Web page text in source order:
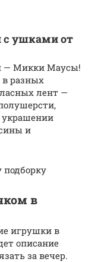
ушками от
— Микки Маусы!
разных
лент —
украшении
и
в
игрушки в
описание
за вечер.